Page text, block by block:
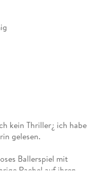
kein Thriller¿ ich habe
gelesen.
Ballerspiel mit
Rachel auf ihren